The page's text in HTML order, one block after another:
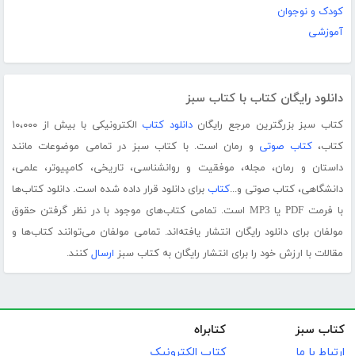
کودک و نوجوان
آموزشی
دانلود رایگان کتاب با کتاب سبز
کتاب سبز بزرگترین مرجع رایگاندانلود کتاب
الکترونیکی با بیش از ۱۰،۰۰۰
کتاب،کتاب صوتی و رمان است. با کتاب سبز در تمامی موضوعات مانند
داستان و رمان، مجله، موفقیت و روانشناسی، تاریخی، کامپیوتر، علمی،
دانشگاهی، کتاب صوتی و...کتاب برای دانلود قرار داده شده است. دانلود کتاب‌ها
با فرمت PDF یا MP3 است. تمامی کتاب‌های موجود با در نظر گرفتن حقوق
مولفان برای دانلود رایگان انتشار یافته‌اند. تمامی مولفان می‌توانند کتاب‌ها و
مقالات با ارزش خود را برای انتشار رایگان به کتاب سبز ارسال کنند.
کتاب سبز
ارتباط با ما
کتابراه
کتاب الکترونیک